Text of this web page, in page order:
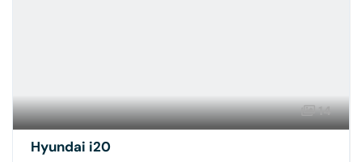
14
Hyundai i20